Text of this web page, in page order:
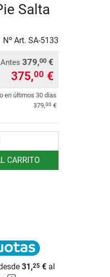
Salta
Nº Art. SA-5133
Antes 379,00 €
375,00 €
en últimos 30 días
379,00 €
CARRITO
31,25 € al